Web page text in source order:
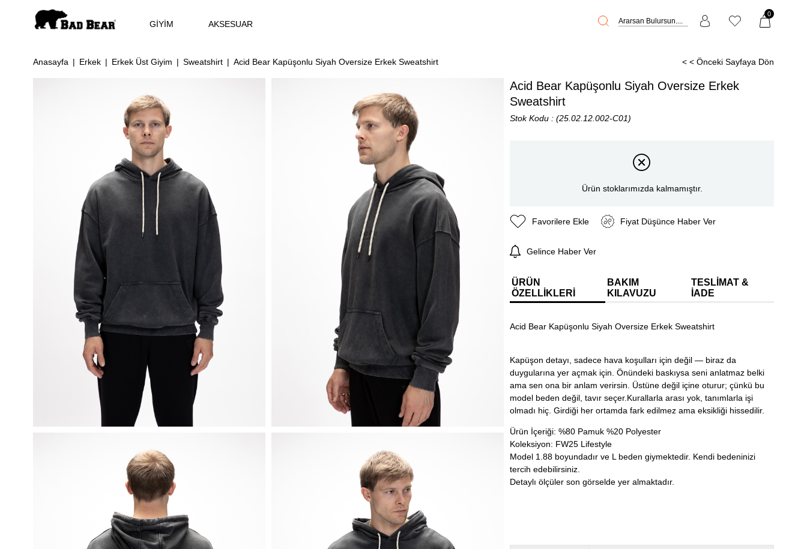
0
GİYİM AKSESUAR
Anasayfa Erkek Erkek Üst Giyim Sweatshirt Acid Bear Kapüşonlu Siyah Oversize Erkek Sweatshirt < < Önceki Sayfaya Dön
Acid Bear Kapüşonlu Siyah Oversize Erkek
Sweatshirt
Stok Kodu (25.02.12.002-C01)
Ürün stoklarımızda kalmamıştır.
Favorilere Ekle Fiyat Düşünce Haber Ver
Gelince Haber Ver
ÜRÜN
ÖZELLIKLERI
BAKIM
KILAVUZU
TESLIMAT &
İADE
Acid Bear Kapüşonlu Siyah Oversize Erkek Sweatshirt
Kapüşon detayı, sadece hava koşulları için değil — biraz da
duygularına yer açmak için. Önündeki baskıysa seni anlatmaz belki
ama sen ona bir anlam verirsin. Üstüne değil içine oturur; çünkü bu
model beden değil, tavır seçer.Kurallarla arası yok, tanımlarla işi
olmadı hiç. Girdiği her ortamda fark edilmez ama eksikliği hissedilir.
Ürün İçeriği: %80 Pamuk %20 Polyester
Koleksiyon: FW25 Lifestyle
Model 1.88 boyundadır ve L beden giymektedir. Kendi bedeninizi
tercih edebilirsiniz.
Detaylı ölçüler son görselde yer almaktadır.